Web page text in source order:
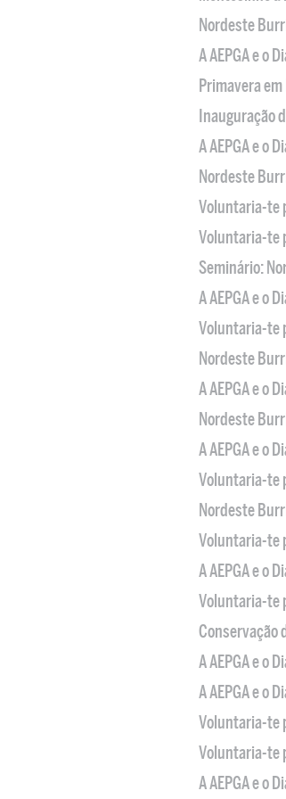
Nordeste
A AEPGA e o
Primavera
Inauguração
A AEPGA e o
Nordeste
Voluntaria-te
Voluntaria-te
Seminário:
A AEPGA e o
Voluntaria-te
Nordeste
A AEPGA e o
Nordeste
A AEPGA e o
Voluntaria-te
Nordeste
Voluntaria-te
A AEPGA e o
Voluntaria-te
Conservação
A AEPGA e o
A AEPGA e o
Voluntaria-te
Voluntaria-te
A AEPGA e o